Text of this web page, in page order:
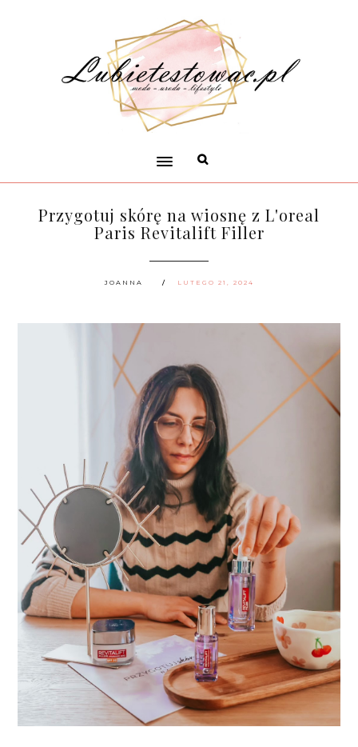
Przygotuj skórę na wiosnę z L'oreal
Paris Revitalift Filler
JOANNA LUTEGO 21, 2024